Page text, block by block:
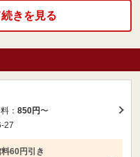
きを見る
： 850円〜
27
60円引き